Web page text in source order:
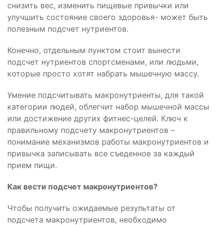
снизить вес, изменить пищевые привычки или
улучшить состояние своего здоровья- может быть
полезным подсчет нутриентов.
Конечно, отдельным пунктом стоит вынести
подсчет нутриентов спортсменами, или людьми,
которые просто хотят набрать мышечную массу.
Умение подсчитывать макронутриенты, для такой
категории людей, облегчит набор мышечной массы
или достижение других фитнес-целей. Ключ к
правильному подсчету макронутриентов –
понимание механизмов работы макронутриентов и
привычка записывать все съеденное за каждый
прием пищи.
Как вести подсчет макронутриентов?
Чтобы получить ожидаемые результаты от
подсчета макронутриентов, необходимо